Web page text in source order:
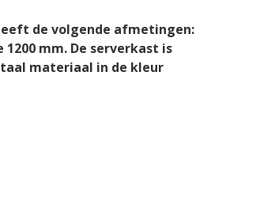
de volgende afmetingen:
mm. De serverkast is
materiaal in de kleur